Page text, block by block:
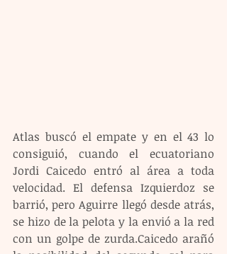
Atlas buscó el empate y en el 43 lo
consiguió, cuando el ecuatoriano
Jordi Caicedo entró al área a toda
velocidad. El defensa Izquierdoz se
barrió, pero Aguirre llegó desde atrás,
se hizo de la pelota y la envió a la red
con un golpe de zurda.Caicedo arañó